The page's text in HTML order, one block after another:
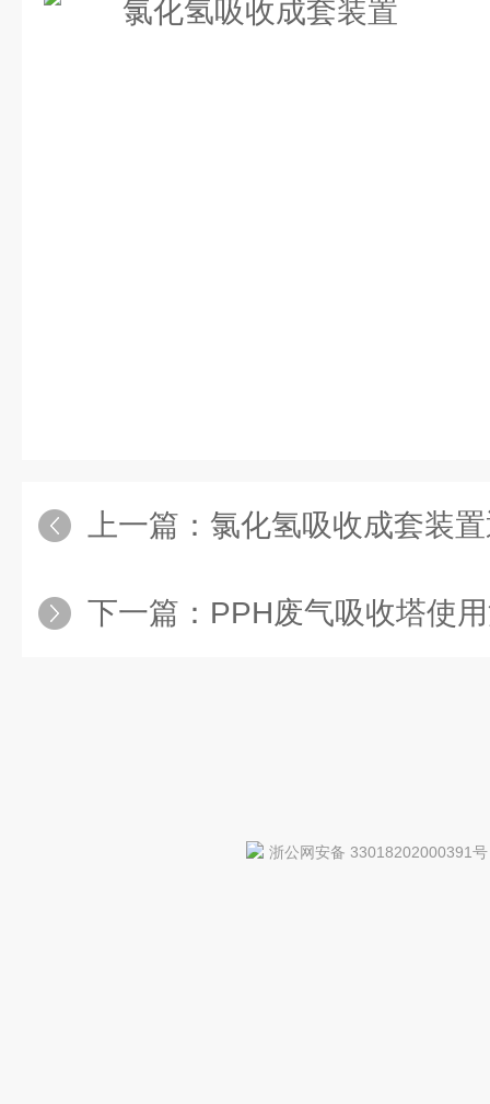
上一篇： 氯化氢吸收成套装置通
下一篇： PPH废气吸收塔使
浙公网安备 33018202000391号